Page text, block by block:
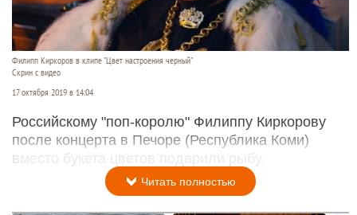
Филипп Киркоров в клипе "Цвет настроения черный"
Скрин с видео
17 октября 2019 в 14:04
Российскому "поп-королю" Филиппу Киркорову
после концерта в Печоре (Республика Коми)
вместо букета цветов подарили рыбу.
Читать полностью